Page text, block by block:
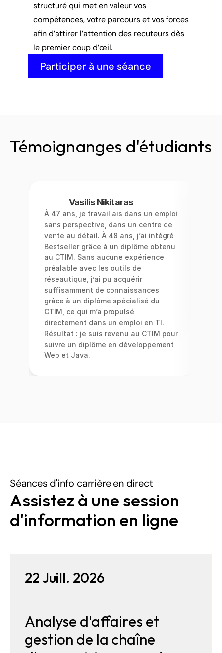
Séances d'info carrière en direct
Assistez à une session
d'information en ligne
22 Juill. 2026
Analyse d'affaires et
gestion de la chaîne
Vasilis Nikitaras
À 47 ans, je travaillais dans un emploi
sans perspective, dans un centre de
vente au détail. À 48 ans, j’ai intégré
Bestseller grâce à un diplôme obtenu
au CTIM. Sans aucune expérience
préalable avec les outils de
réseautique, j’ai pu acquérir
suffisamment de connaissances
grâce à un diplôme spécialisé du
CTIM, ce qui m’a propulsé
directement dans un emploi en TI.
Résultat : je suis revenu au CTIM pour
suivre un diplôme en développement
Web et Java.
Témoignanges d'étudiants
structuré qui met en valeur vos
compétences, votre parcours et vos forces
afin d’attirer l’attention des recuteurs dès
le premier coup d’œil.
Participer à une séance